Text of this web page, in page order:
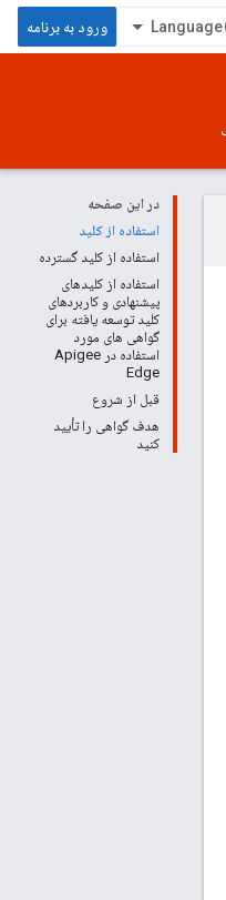
ورود به برنامه
در این صفحه
استفاده از کلید
استفاده از کلید گسترده
استفاده از کلیدهای
پیشنهادی و کاربردهای
کلید توسعه یافته برای
گواهی های مورد
استفاده در Apigee
Edge
قبل از شروع
هدف گواهی را تأیید
کنید